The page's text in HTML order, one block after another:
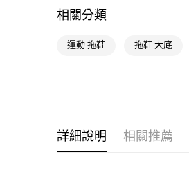
相關分類
運動 拖鞋 拖鞋 大底
詳細說明 相關推薦